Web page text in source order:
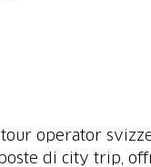
operator
di city trip,